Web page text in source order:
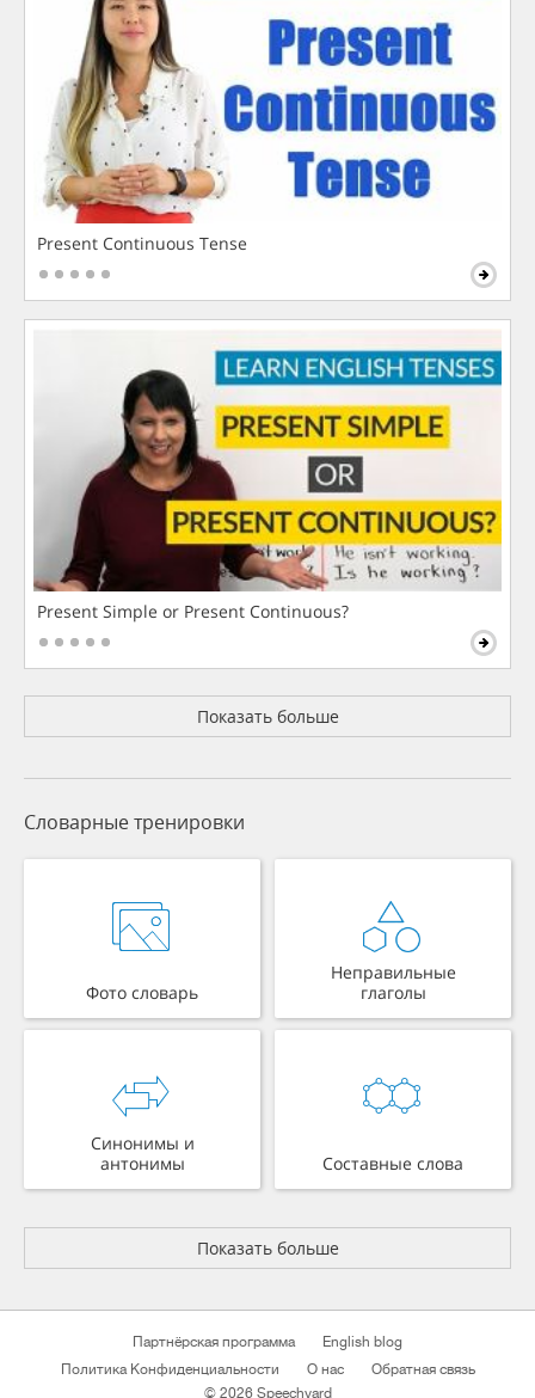
Present Continuous Tense
Present Simple or Present Continuous?
Показать больше
Словарные тренировки
Фото словарь
Неправильные
глаголы
Синонимы и
антонимы
Составные слова
Показать больше
Партнёрская программа
English blog
Политика Конфиденциальности
О нас
Обратная связь
© 2026 Speechyard